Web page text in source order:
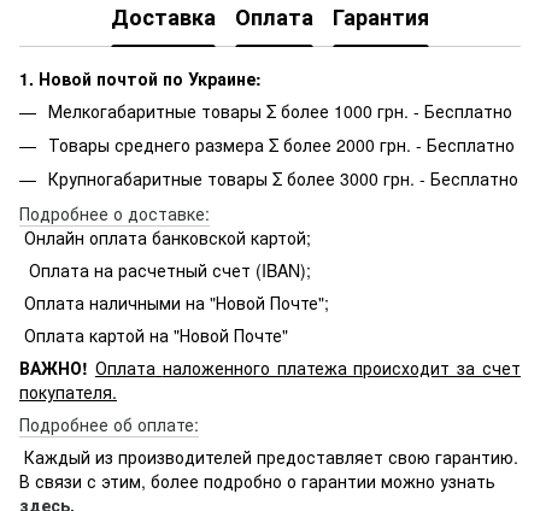
Доставка Оплата Гарантия
1. Новой почтой по Украине:
Мелкогабаритные товары Σ более 1000 грн. - Бесплатно
Товары среднего размера Σ более 2000 грн. - Бесплатно
Крупногабаритные товары Σ более 3000 грн. - Бесплатно
Подробнее о доставке:
Онлайн оплата банковской картой;
Оплата на расчетный счет (IBAN);
Оплата наличными на "Новой Почте";
Оплата картой на "Новой Почте"
ВАЖНО! Оплата наложенного платежа происходит за счет
покупателя.
Подробнее об оплате:
Каждый из производителей предоставляет свою гарантию.
В связи с этим, более подробно о гарантии можно узнать
здесь.